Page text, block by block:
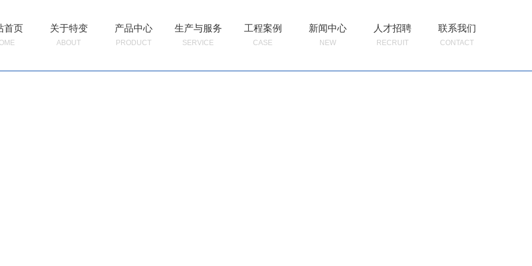
首页 关于特变
ABOUT
产品中心
PRODUCT
生产与服务
SERVICE
工程案例
CASE
新闻中心
NEW
人才招聘
RECRUIT
联系我们
CONTACT